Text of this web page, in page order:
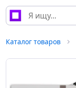
Каталог товаров